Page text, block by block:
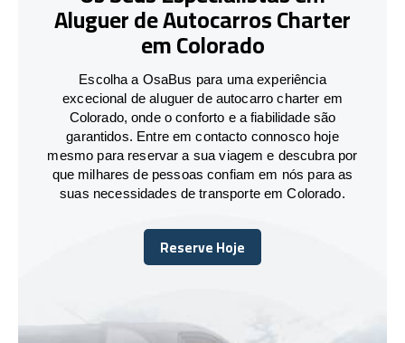
Aluguer de Autocarros Charter
em Colorado
Escolha a OsaBus para uma experiência
excecional de aluguer de autocarro charter em
Colorado, onde o conforto e a fiabilidade são
garantidos. Entre em contacto connosco hoje
mesmo para reservar a sua viagem e descubra por
que milhares de pessoas confiam em nós para as
suas necessidades de transporte em Colorado.
Reserve Hoje
Reserve Hoje